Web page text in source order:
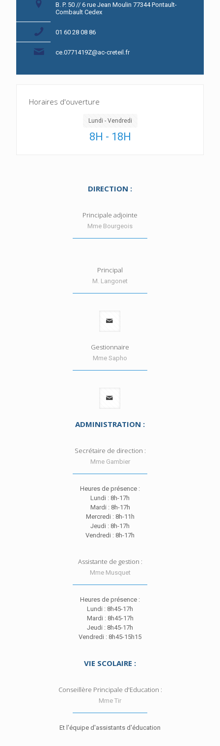
B. P. 50 // 6 rue Jean Moulin 77344 Pontault-
Combault Cedex
01 60 28 08 86
ce.0771419Z@ac-creteil.fr
Horaires d'ouverture
Lundi - Vendredi
8H - 18H
DIRECTION :
Principale adjointe
Mme Bourgeois
Principal
M. Langonet
Gestionnaire
Mme Sapho
ADMINISTRATION :
Secrétaire de direction :
Mme Gambier
Heures de présence :
Lundi : 8h-17h
Mardi : 8h-17h
Mercredi : 8h-11h
Jeudi : 8h-17h
Vendredi : 8h-17h
Assistante de gestion :
Mme Musquet
Heures de présence :
Lundi : 8h45-17h
Mardi : 8h45-17h
Jeudi : 8h45-17h
Vendredi : 8h45-15h15
VIE SCOLAIRE :
Conseillère Principale d'Education :
Mme Tir
Et l'équipe d'assistants d'éducation